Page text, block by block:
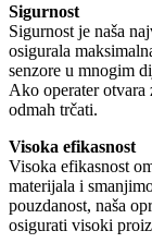
Sigurnost
Sigurnost je naša
osigurala
senzore u mnogim
Ako operater otvara
odmah trčati.
Visoka efikasnost
Visoka efikasnost
materijala i
pouzdanost, naša
osigurati visoki